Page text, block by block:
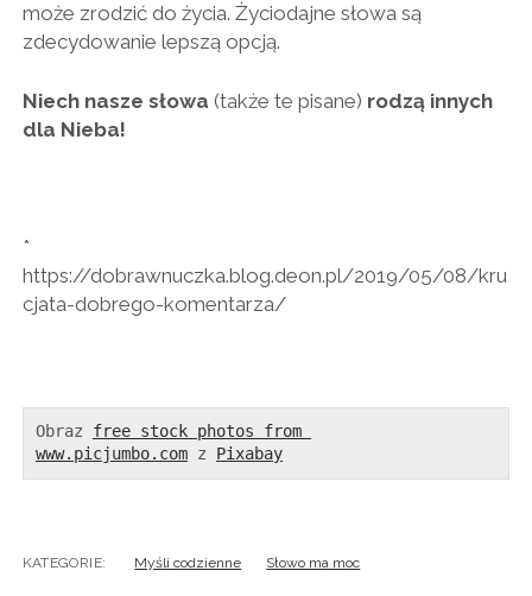
może zrodzić do życia. Życiodajne słowa są
zdecydowanie lepszą opcją.
Niech nasze słowa (także te pisane) rodzą innych
dla Nieba!
*
https://dobrawnuczka.blog.deon.pl/2019/05/08/kru
cjata-dobrego-komentarza/
Obraz free stock photos from
www.picjumbo.com z Pixabay
KATEGORIE: Myśli codzienne Słowo ma moc